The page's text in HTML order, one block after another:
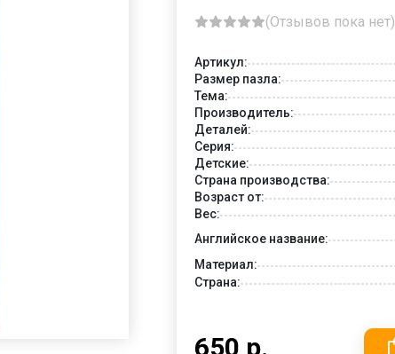
(Отзывов пока нет)
Артикул:
Размер пазла:
Тема:
Производитель:
Деталей:
Серия:
Детские:
Страна производства:
Возраст от:
Вес:
Английское название:
Материал:
Страна:
650 р.